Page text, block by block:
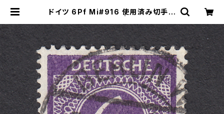
ドイツ 6Pf Mi#916 使用済み切手｜
プのネットショップ | Young Stamp